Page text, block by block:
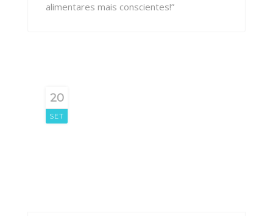
alimentares mais conscientes!”
20
SET